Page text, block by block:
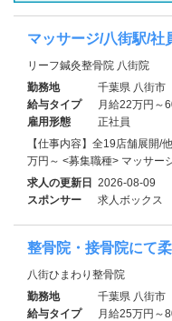
マッサージ/八街駅/社
リーフ鍼灸整骨院 八街院
勤務地
千葉県 八街市
給与タイプ
月給22万円～
雇用形態
正社員
【仕事内容】全19店舗展開/
万円～ <募集職種> マッサー
求人の更新日 2026-08-09
スポンサー
求人ボックス
整骨院・接骨院にて
八街ひまわり整骨院
勤務地
千葉県 八街市
給与タイプ
月給25万円～